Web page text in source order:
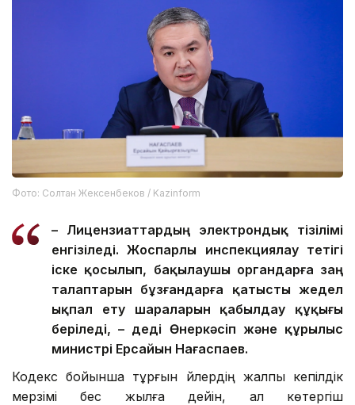
Фото: Солтан Жексенбеков / Kazinform
– Лицензиаттардың электрондық тізілімі
енгізіледі. Жоспарлы инспекциялау тетігі
іске қосылып, бақылаушы органдарға заң
талаптарын бұзғандарға қатысты жедел
ықпал ету шараларын қабылдау құқығы
беріледі, – деді Өнеркәсіп және құрылыс
министрі Ерсайын Нағаспаев.
Кодекс бойынша тұрғын үйлердің жалпы кепілдік
мерзімі бес жылға дейін, ал көтергіш